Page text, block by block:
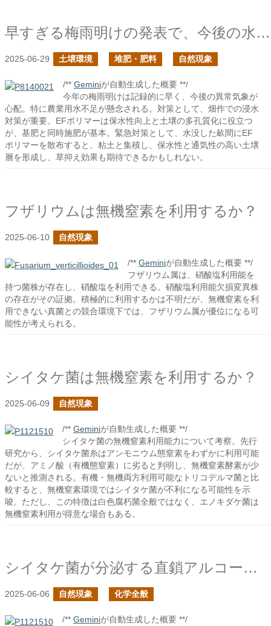
早すぎる梅雨明けの発表で、今後の水害や干ばつが怖い
2025-06-29 土壌環境 堆肥・肥料 自然現象
/** Geminiが自動生成した概要 **/
今年の梅雨明けは記録的に早く、今後の異常気象が
心配。特に農業用水不足が懸念される。対策として、畑作での浸水
対策が重要。EFポリマーは保水性向上と土壌の多孔質化に役立つ
が、基肥と同時施肥が基本。緊急対策として、水没した畝間にEF
ポリマーを散布すると、粘土と集積し、保水性と通気性の高い土壌
層を形成し、草抑え効果も期待できるかもしれない。
フザリウムは無機窒素を利用するか？
2025-06-10 自然現象
/** Geminiが自動生成した概要 **/
フザリウム属は、硝酸塩利用能を
持つ菌株が存在し、硝酸塩を利用できる。硝酸塩利用能欠損変異株
の存在がその証拠。積極的に利用するかは不明だが、無機窒素を利
用できない真菌との競合環境下では、フザリウム属が優位になる可
能性が考えられる。
シイタケ菌は無機窒素を利用するか？
2025-06-09 自然現象
/** Geminiが自動生成した概要 **/
シイタケ菌の無機窒素利用能力について考察。先行
研究から、シイタケ菌糸はアンモニウム態窒素をわずかに利用可能
だが、アミノ酸（有機態窒素）に劣ると判明し、無機窒素酵素が少
ないと推測される。有機・無機両方利用可能なトリコデルマ菌と比
較すると、無機窒素環境ではシイタケ菌が不利になる可能性を示
唆。ただし、この特徴は白色腐朽菌全般ではなく、エノキダケ菌は
無機窒素利用が得意な場合もある。
シイタケ菌が分泌する直鎖アルコールとは何だ？
2025-06-06 自然現象 化学全般
/** Geminiが自動生成した概要 **/